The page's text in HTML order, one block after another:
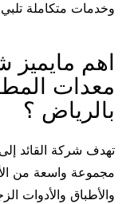
وخدمات متكاملة
اهم مايميز
معدات
بالرياض ؟
تهدف شركة القائد إلى
مجموعة واسعة من
والأطباق والأدوات